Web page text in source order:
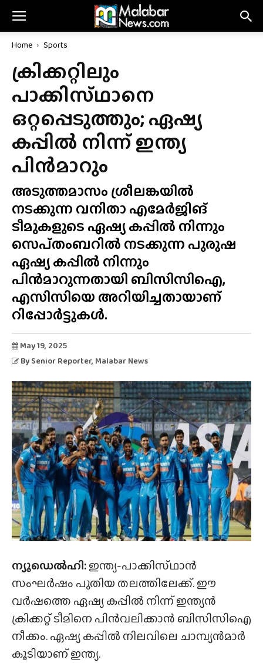
Home Sports
ക്രിക്കറ്റിലും
പാക്കിസ്‌ഥാനെ
ഒറ്റപ്പെടുത്തും; ഏഷ്യ
കപ്പിൽ നിന്ന് ഇന്ത്യ
പിൻമാറും
അടുത്തമാസം ശ്രീലങ്കയിൽ
നടക്കുന്ന വനിതാ എമേർജിങ്
ടീമുകളുടെ ഏഷ്യ കപ്പിൽ നിന്നും
സെപ്‌തംബറിൽ നടക്കുന്ന പുരുഷ
ഏഷ്യ കപ്പിൽ നിന്നും
പിൻമാറുന്നതായി ബിസിസിഐ,
എസിസിയെ അറിയിച്ചതായാണ്
റിപ്പോർട്ടുകൾ.
May 19, 2025
By Senior Reporter, Malabar News
ന്യൂഡെൽഹി:ഇന്ത്യ-പാക്കിസ്‌ഥാൻ
സംഘർഷം പുതിയ തലത്തിലേക്ക്. ഈ
വർഷത്തെ ഏഷ്യ കപ്പിൽ നിന്ന് ഇന്ത്യൻ
ക്രിക്കറ്റ് ടീമിനെ പിൻവലിക്കാൻ ബിസിസിഐ
നീക്കം. ഏഷ്യ കപ്പിൽ നിലവിലെ ചാമ്പ്യൻമാർ
കൂടിയാണ് ഇന്ത്യ.